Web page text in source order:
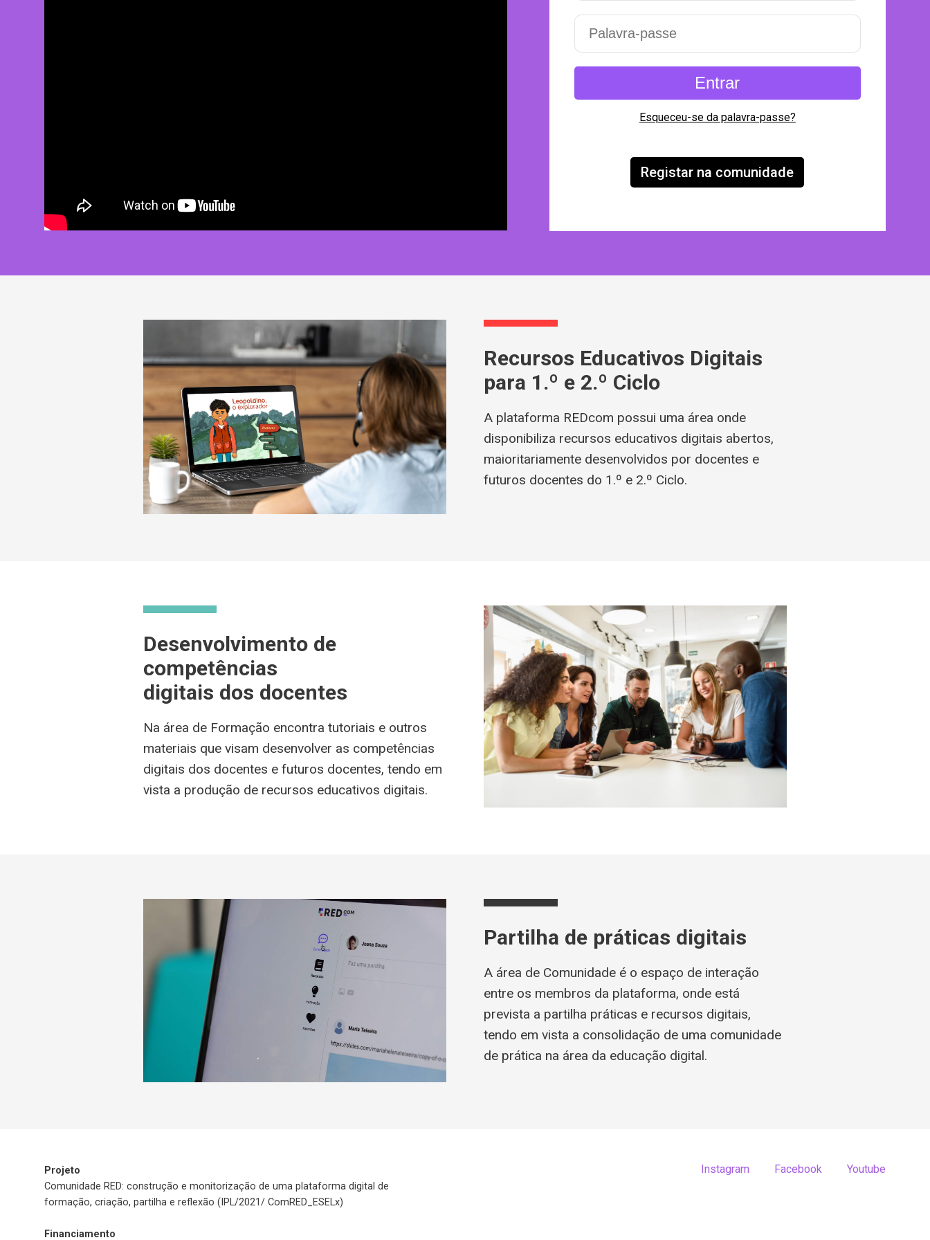
Esqueceu-se da palavra-passe?
Registar na comunidade
Recursos Educativos Digitais
para 1.º e 2.º Ciclo
A plataforma REDcom possui uma área onde
disponibiliza recursos educativos digitais abertos,
maioritariamente desenvolvidos por docentes e
futuros docentes do 1.º e 2.º Ciclo.
Desenvolvimento de
competências
digitais dos docentes
Na área de Formação encontra tutoriais e outros
materiais que visam desenvolver as competências
digitais dos docentes e futuros docentes, tendo em
vista a produção de recursos educativos digitais.
Partilha de práticas digitais
A área de Comunidade é o espaço de interação
entre os membros da plataforma, onde está
prevista a partilha práticas e recursos digitais,
tendo em vista a consolidação de uma comunidade
de prática na área da educação digital.
Projeto
Comunidade RED: construção e monitorização de uma plataforma digital de
formação, criação, partilha e reflexão (IPL/2021/ ComRED_ESELx)
Financiamento
Instagram Facebook Youtube